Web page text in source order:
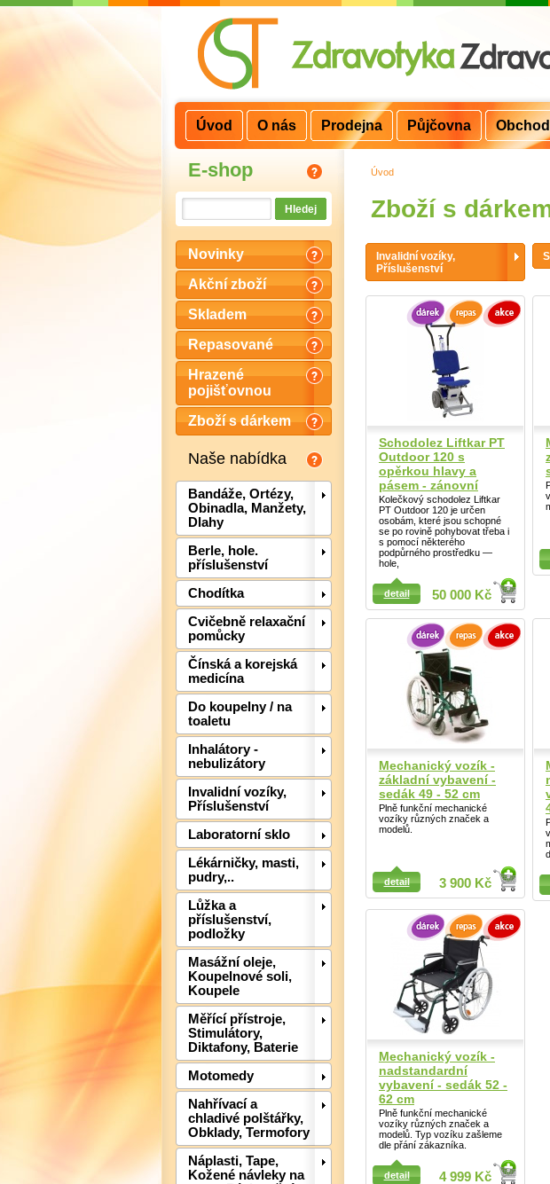
E-shop
Novinky
Akční zboží
Skladem
Repasované
Hrazené
pojišťovnou
Zboží s dárkem
Naše nabídka
Bandáže, Ortézy,
Obinadla, Manžety,
Dlahy
Berle, hole.
příslušenství
Chodítka
Cvičebně relaxační
pomůcky
Čínská a korejská
medicína
Do koupelny / na
toaletu
Inhalátory -
nebulizátory
Invalidní vozíky,
Příslušenství
Laboratorní sklo
Lékárničky, masti,
pudry,..
Lůžka a
příslušenství,
podložky
Masážní oleje,
Koupelnové soli,
Koupele
Měřící přístroje,
Stimulátory,
Diktafony, Baterie
Motomedy
Nahřívací a
chladivé polštářky,
Obklady, Termofory
Náplasti, Tape,
Kožené návleky na
Úvod
Zboží s
Invalidní vozíky,
Příslušenství
Schodolez Liftkar PT
Outdoor 120 s
opěrkou hlavy a
pásem - zánovní
Kolečkový schodolez Liftkar
PT Outdoor 120 je určen
osobám, které jsou schopné
se po rovině pohybovat třeba i
s pomocí některého
podpůrného prostředku —
hole,
50 000 Kč
detail
Detail
Detail
Mechanický vozík -
základní vybavení -
sedák 49 - 52 cm
Plně funkční mechanické
vozíky různých značek a
modelů.
3 900 Kč
detail
Detail
Detail
Mechanický vozík -
nadstandardní
vybavení - sedák 52 -
62 cm
Plně funkční mechanické
vozíky různých značek a
modelů. Typ vozíku zašleme
dle přání zákazníka.
4 999 Kč
detail
Úvod O nás Prodejna Půjčovna